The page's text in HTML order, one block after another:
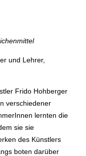
und Lehrer,
Frido Hohberger
verschiedener
lernten die
sie sie
des Künstlers
boten darüber